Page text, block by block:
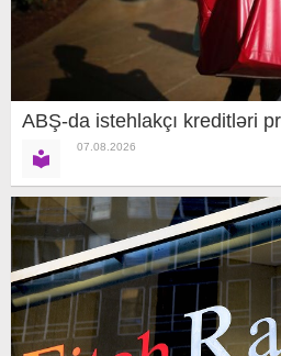
ABŞ-da istehlakçı kreditləri
07.08.2026